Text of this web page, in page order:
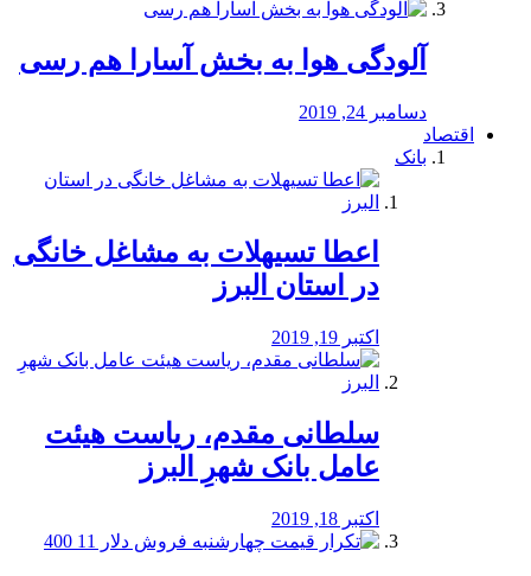
آلودگی هوا به بخش آسارا هم رسی
دسامبر 24, 2019
اقتصاد
بانک
️اعطا تسیهلات به مشاغل خانگی
در استان البرز
اکتبر 19, 2019
سلطانی مقدم، ریاست هیئت
عامل بانک شهرِ البرز
اکتبر 18, 2019